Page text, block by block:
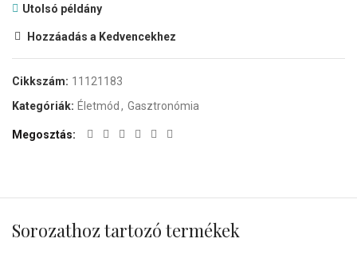
Utolsó példány
Hozzáadás a Kedvencekhez
Cikkszám: 11121183
Kategóriák: Életmód , Gasztronómia
Megosztás
Sorozathoz tartozó termékek